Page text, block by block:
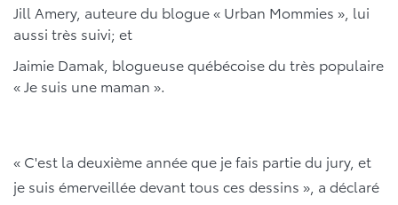
Jill Amery, auteure du blogue « Urban Mommies », lui
aussi très suivi; et
Jaimie Damak, blogueuse québécoise du très populaire
« Je suis une maman ».
« C'est la deuxième année que je fais partie du jury, et
je suis émerveillée devant tous ces dessins », a déclaré